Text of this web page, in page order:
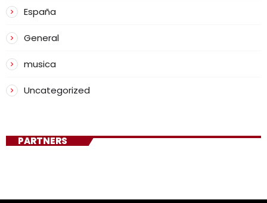
España
General
musica
Uncategorized
PARTNERS